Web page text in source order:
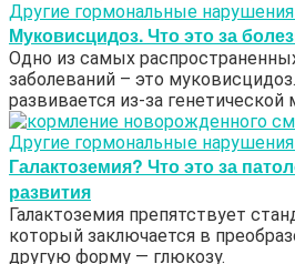
Другие гормональные нарушения
Муковисцидоз. Что это за
Одно из самых
заболеваний – это
развивается из-за генетической
Другие гормональные нарушения
Галактоземия? Что это за
развития
Галактоземия препятствует
который заключается в
другую форму — глюкозу.